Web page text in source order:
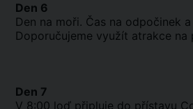
Den 6
Den na moři. Čas na odpočinek
Doporučujeme využít atrakce na
Den 7
V 8:00 loď připluje do přístavu